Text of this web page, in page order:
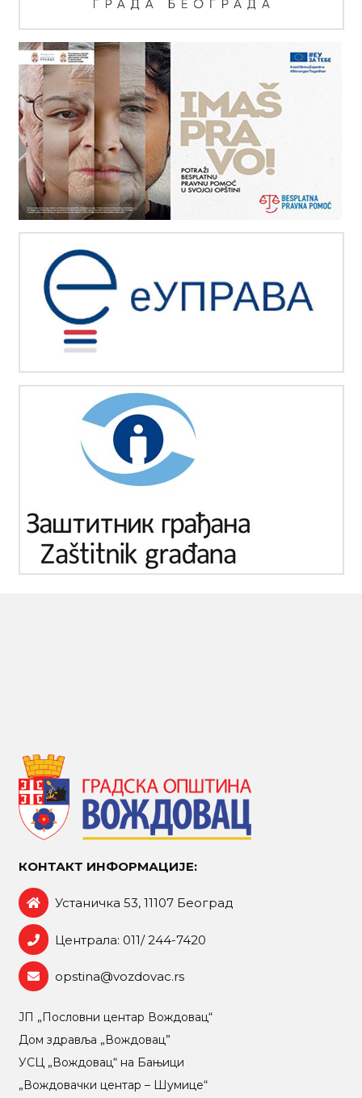
КОНТАКТ ИНФОРМАЦИЈЕ:
Устаничка 53, 11107 Београд
Централа: 011/ 244-7420
opstina@vozdovac.rs
ЈП „Пословни центар Вождовац“
Дом здравља „Вождовац”
УСЦ „Вождовац“ на Бањици
„Вождовачки центар – Шумице“